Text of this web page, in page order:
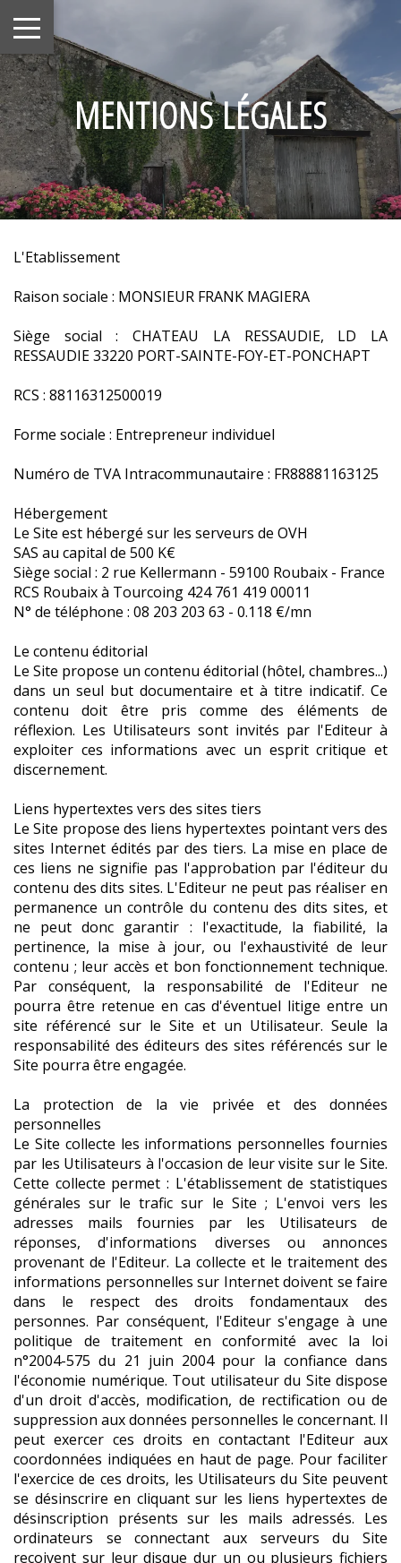
MENTIONS LÉGALES
L'Etablissement
Raison sociale : MONSIEUR FRANK MAGIERA
Siège social : CHATEAU LA RESSAUDIE, LD LA
RESSAUDIE 33220 PORT-SAINTE-FOY-ET-PONCHAPT
RCS : 88116312500019
Forme sociale : Entrepreneur individuel
Numéro de TVA Intracommunautaire : FR88881163125
Hébergement
Le Site est hébergé sur les serveurs de OVH
SAS au capital de 500 K€
Siège social : 2 rue Kellermann - 59100 Roubaix - France
RCS Roubaix à Tourcoing 424 761 419 00011
N° de téléphone : 08 203 203 63 - 0.118 €/mn
Le contenu éditorial
Le Site propose un contenu éditorial (hôtel, chambres...)
dans un seul but documentaire et à titre indicatif. Ce
contenu doit être pris comme des éléments de
réflexion. Les Utilisateurs sont invités par l'Editeur à
exploiter ces informations avec un esprit critique et
discernement.
Liens hypertextes vers des sites tiers
Le Site propose des liens hypertextes pointant vers des
sites Internet édités par des tiers. La mise en place de
ces liens ne signifie pas l'approbation par l'éditeur du
contenu des dits sites. L'Editeur ne peut pas réaliser en
permanence un contrôle du contenu des dits sites, et
ne peut donc garantir : l'exactitude, la fiabilité, la
pertinence, la mise à jour, ou l'exhaustivité de leur
contenu ; leur accès et bon fonctionnement technique.
Par conséquent, la responsabilité de l'Editeur ne
pourra être retenue en cas d'éventuel litige entre un
site référencé sur le Site et un Utilisateur. Seule la
responsabilité des éditeurs des sites référencés sur le
Site pourra être engagée.
La protection de la vie privée et des données
personnelles
Le Site collecte les informations personnelles fournies
par les Utilisateurs à l'occasion de leur visite sur le Site.
Cette collecte permet : L'établissement de statistiques
générales sur le trafic sur le Site ; L'envoi vers les
adresses mails fournies par les Utilisateurs de
réponses, d'informations diverses ou annonces
provenant de l'Editeur. La collecte et le traitement des
informations personnelles sur Internet doivent se faire
dans le respect des droits fondamentaux des
personnes. Par conséquent, l'Editeur s'engage à une
politique de traitement en conformité avec la loi
n°2004-575 du 21 juin 2004 pour la confiance dans
l'économie numérique. Tout utilisateur du Site dispose
d'un droit d'accès, modification, de rectification ou de
suppression aux données personnelles le concernant. Il
peut exercer ces droits en contactant l'Editeur aux
coordonnées indiquées en haut de page. Pour faciliter
l'exercice de ces droits, les Utilisateurs du Site peuvent
se désinscrire en cliquant sur les liens hypertextes de
désinscription présents sur les mails adressés. Les
ordinateurs se connectant aux serveurs du Site
reçoivent sur leur disque dur un ou plusieurs fichiers